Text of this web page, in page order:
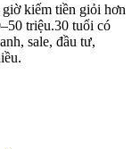
kiếm tiền giỏi hơn
triệu.30 tuổi có
sale, đầu tư,